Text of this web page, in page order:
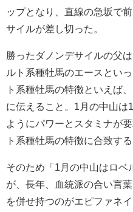
ップとなり、直線の急坂で
サイルが差し切った。
勝ったダノンデサイルの父
ルト系種牡馬のエースとい
ト系種牡馬の特徴といえば
に伝えること。1月の中山は
ようにパワーとスタミナが
ト系種牡馬の特徴に合致する
そのため「1月の中山はロベ
が、長年、血統派の合い言
を併せ持つのがエピファネ